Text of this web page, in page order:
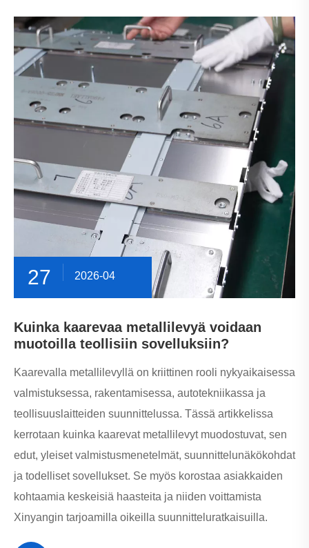
27 2026-04
Kuinka kaarevaa metallilevyä voidaan
muotoilla teollisiin sovelluksiin?
Kaarevalla metallilevyllä on kriittinen rooli nykyaikaisessa
valmistuksessa, rakentamisessa, autotekniikassa ja
teollisuuslaitteiden suunnittelussa. Tässä artikkelissa
kerrotaan kuinka kaarevat metallilevyt muodostuvat, sen
edut, yleiset valmistusmenetelmät, suunnittelunäkökohdat
ja todelliset sovellukset. Se myös korostaa asiakkaiden
kohtaamia keskeisiä haasteita ja niiden voittamista
Xinyangin tarjoamilla oikeilla suunnitteluratkaisuilla.